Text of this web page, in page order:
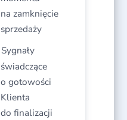
na zamknięcie
sprzedaży​
Sygnały
świadczące
o gotowości
Klienta
do finalizacji